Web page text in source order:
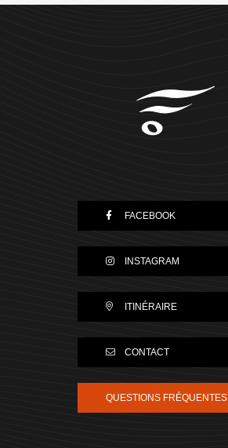
FACEBOOK
INSTAGRAM
ITINÉRAIRE
CONTACT
QUESTIONS FRÉQUENTES